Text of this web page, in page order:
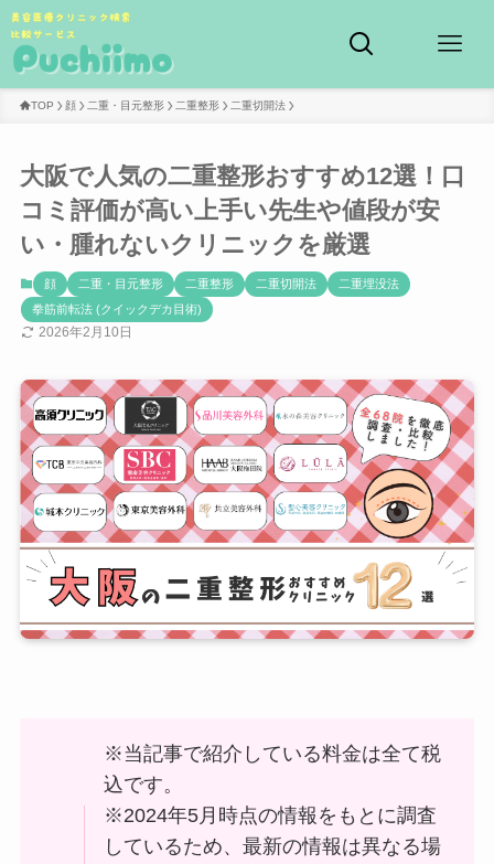
TOP 顔 二重・目元整形 二重整形 二重切開法
大阪で人気の二重整形おすすめ12選！口
コミ評価が高い上手い先生や値段が安
い・腫れないクリニックを厳選
顔 二重・目元整形 二重整形 二重切開法
二重埋没法
拳筋前転法 (クイックデカ目術)
2026年2月10日
※当記事で紹介している料金は全て税
込です。
※2024年5月時点の情報をもとに調査
しているため、最新の情報は異なる場